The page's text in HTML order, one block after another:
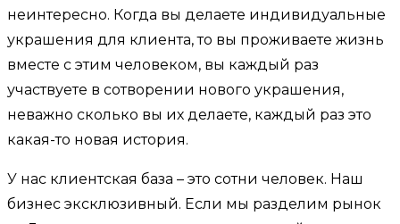
неинтересно. Когда вы делаете индивидуальные
украшения для клиента, то вы проживаете жизнь
вместе с этим человеком, вы каждый раз
участвуете в сотворении нового украшения,
неважно сколько вы их делаете, каждый раз это
какая-то новая история.
У нас клиентская база – это сотни человек. Наш
бизнес эксклюзивный. Если мы разделим рынок